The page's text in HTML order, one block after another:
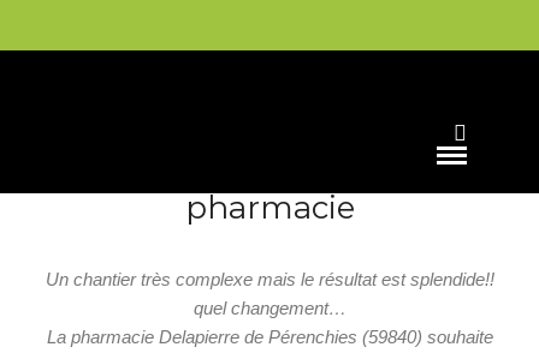
Bardage bois brulé pour une
pharmacie
Un chantier très complexe mais le résultat est splendide!!
quel changement…
La pharmacie Delapierre de Pérenchies (59840) souhaite